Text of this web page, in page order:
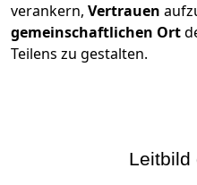
verankern, Vertrauen
gemeinschaftlichen Ort
Teilens zu gestalten.
Leitbild